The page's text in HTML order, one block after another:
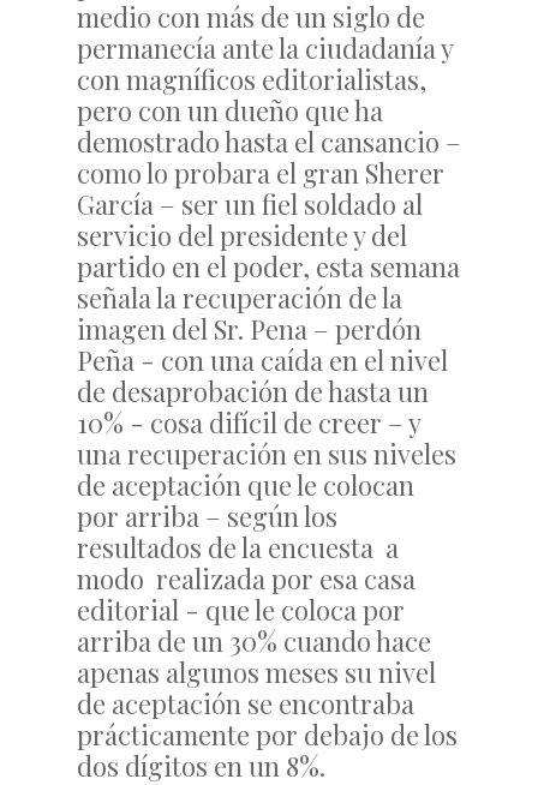
medio con más de un siglo de
permanecía ante la ciudadanía y
con magníficos editorialistas,
pero con un dueño que ha
demostrado hasta el cansancio –
como lo probara el gran Sherer
García – ser un fiel soldado al
servicio del presidente y del
partido en el poder, esta semana
señala la recuperación de la
imagen del Sr. Pena – perdón
Peña - con una caída en el nivel
de desaprobación de hasta un
10% - cosa difícil de creer – y
una recuperación en sus niveles
de aceptación que le colocan
por arriba – según los
resultados de la encuesta a
modo realizada por esa casa
editorial - que le coloca por
arriba de un 30% cuando hace
apenas algunos meses su nivel
de aceptación se encontraba
prácticamente por debajo de los
dos dígitos en un 8%.